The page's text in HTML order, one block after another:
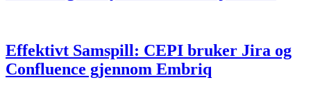
Effektivt Samspill: CEPI bruker Jira og
Confluence gjennom Embriq